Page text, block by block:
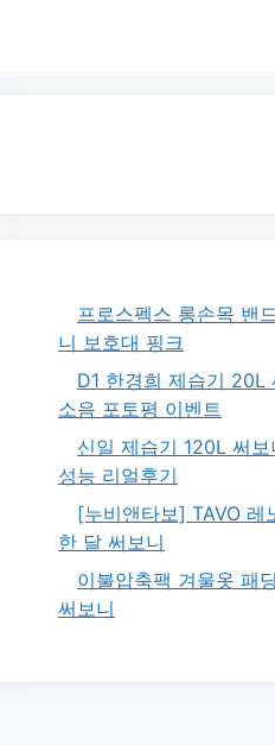
프로스펙스 롱손목 밴
니 보호대 핑크
D1 한경희 제습기 20L
소음 포토평 이벤트
신일 제습기 120L 써
성능 리얼후기
[누비앤타보] TAVO 레
한 달 써보니
이불압축팩 겨울옷 패
써보니